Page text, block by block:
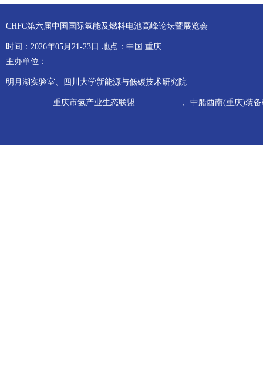
CHFC第六届中国国际氢能及燃料电池高峰论坛暨展览会
时间：2026年05月21-23日 地点：中国.重庆
主办单位：
明月湖实验室、四川大学新能源与低碳技术研究院
重庆市氢产业生态联盟 、中船西南(重庆)装